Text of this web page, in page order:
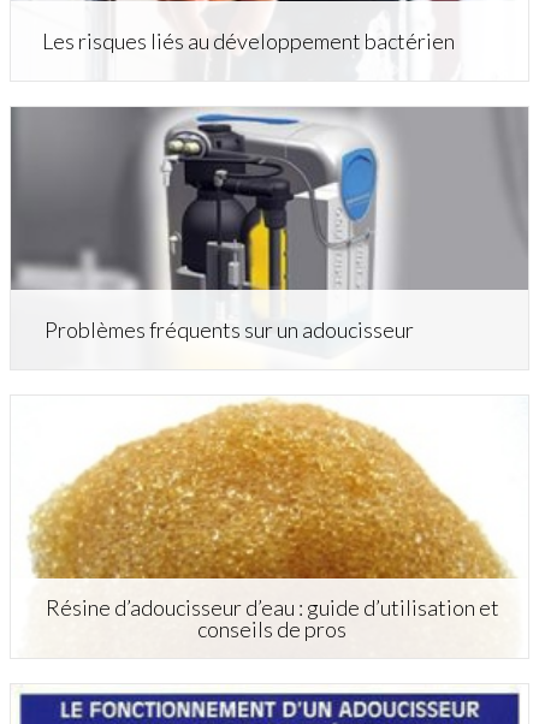
Les risques liés au développement bactérien
Problèmes fréquents sur un adoucisseur
Résine d’adoucisseur d’eau : guide d’utilisation et
conseils de pros